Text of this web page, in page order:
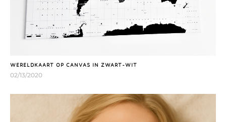
WERELDKAART OP CANVAS IN ZWART-WIT
02/13/2020